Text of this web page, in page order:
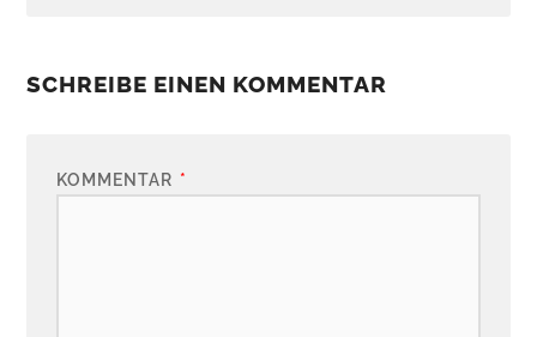
SCHREIBE EINEN KOMMENTAR
KOMMENTAR *